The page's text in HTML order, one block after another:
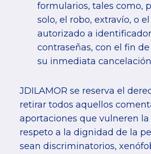
formularios, tales como,
solo, el robo, extravío, o
autorizado a
contraseñas, con el fin
su inmediata
JDILAMOR se reserva el
retirar todos aquellos
aportaciones que vulneren la
respeto a la dignidad de la
sean discriminatorios,